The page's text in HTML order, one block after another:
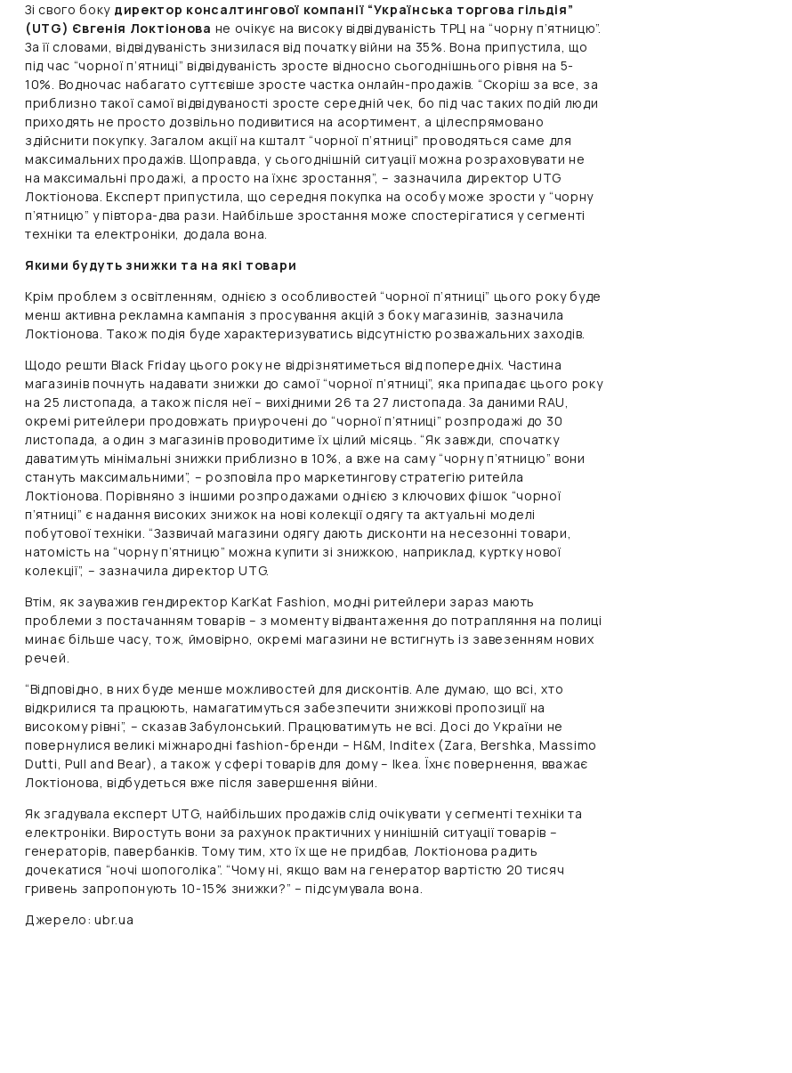
Зі свого боку директор консалтингової компанії “Українська торгова гільдія”
(UTG) Євгенія Локтіонова не очікує на високу відвідуваність ТРЦ на “чорну п’ятницю”.
За її словами, відвідуваність знизилася від початку війни на 35%. Вона припустила, що
під час “чорної п’ятниці” відвідуваність зросте відносно сьогоднішнього рівня на 5-
10%. Водночас набагато суттєвіше зросте частка онлайн-продажів. “Скоріш за все, за
приблизно такої самої відвідуваності зросте середній чек, бо під час таких подій люди
приходять не просто дозвільно подивитися на асортимент, а цілеспрямовано
здійснити покупку. Загалом акції на кшталт “чорної п’ятниці” проводяться саме для
максимальних продажів. Щоправда, у сьогоднішній ситуації можна розраховувати не
на максимальні продажі, а просто на їхнє зростання”, – зазначила директор UTG
Локтіонова. Експерт припустила, що середня покупка на особу може зрости у “чорну
п’ятницю” у півтора-два рази. Найбільше зростання може спостерігатися у сегменті
техніки та електроніки, додала вона.
Якими будуть знижки та на які товари
Крім проблем з освітленням, однією з особливостей “чорної п’ятниці” цього року буде
менш активна рекламна кампанія з просування акцій з боку магазинів, зазначила
Локтіонова. Також подія буде характеризуватись відсутністю розважальних заходів.
Щодо решти Black Friday цього року не відрізнятиметься від попередніх. Частина
магазинів почнуть надавати знижки до самої “чорної п’ятниці”, яка припадає цього року
на 25 листопада, а також після неї – вихідними 26 та 27 листопада. За даними RAU,
окремі ритейлери продовжать приурочені до “чорної п’ятниці” розпродажі до 30
листопада, а один з магазинів проводитиме їх цілий місяць. “Як завжди, спочатку
даватимуть мінімальні знижки приблизно в 10%, а вже на саму “чорну п’ятницю” вони
стануть максимальними”, – розповіла про маркетингову стратегію ритейла
Локтіонова. Порівняно з іншими розпродажами однією з ключових фішок “чорної
п’ятниці” є надання високих знижок на нові колекції одягу та актуальні моделі
побутової техніки. “Зазвичай магазини одягу дають дисконти на несезонні товари,
натомість на “чорну п’ятницю” можна купити зі знижкою, наприклад, куртку нової
колекції”, – зазначила директор UTG.
Втім, як зауважив гендиректор KarKat Fashion, модні ритейлери зараз мають
проблеми з постачанням товарів – з моменту відвантаження до потрапляння на полиці
минає більше часу, тож, ймовірно, окремі магазини не встигнуть із завезенням нових
речей.
“Відповідно, в них буде менше можливостей для дисконтів. Але думаю, що всі, хто
відкрилися та працюють, намагатимуться забезпечити знижкові пропозиції на
високому рівні”, – сказав Забулонський. Працюватимуть не всі. Досі до України не
повернулися великі міжнародні fashion-бренди – H&M, Inditex (Zara, Bershka, Massimo
Dutti, Pull and Bear), а також у сфері товарів для дому – Ikea. Їхнє повернення, вважає
Локтіонова, відбудеться вже після завершення війни.
Як згадувала експерт UTG, найбільших продажів слід очікувати у сегменті техніки та
електроніки. Виростуть вони за рахунок практичних у нинішній ситуації товарів –
генераторів, павербанків. Тому тим, хто їх ще не придбав, Локтіонова радить
дочекатися “ночі шопоголіка”. “Чому ні, якщо вам на генератор вартістю 20 тисяч
гривень запропонують 10-15% знижки?” – підсумувала вона.
Джерело: ubr.ua